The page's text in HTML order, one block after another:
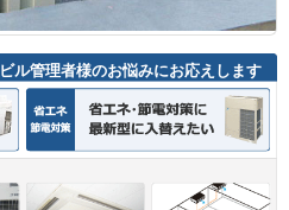
ビル管理者様のお悩みにお応えします